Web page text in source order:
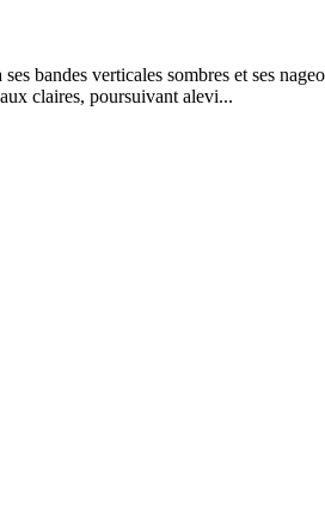
bandes verticales sombres et ses
claires, poursuivant alevi...